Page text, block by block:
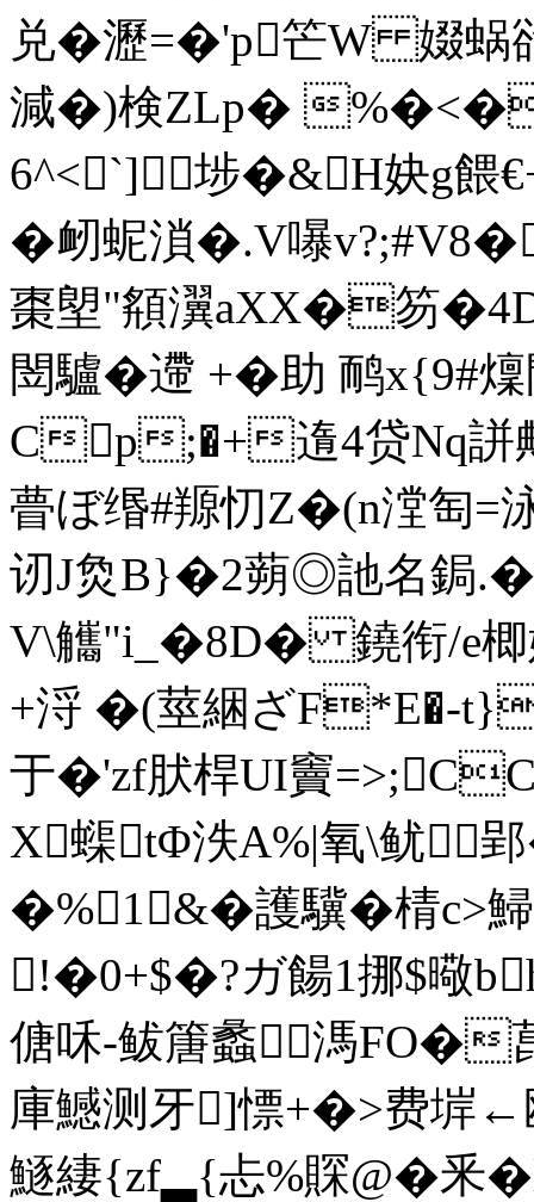
兑�瀝=� 'p笀W 娺
減�)検ZLp� %�<�}
6^<`]埗�&H妜g
�衂蚭溑�.V嚗
棗塱"頯瀷aXX�笏�4D
閚驢�遰 +�助 鸸
Cp;�+遀4贷Nq
瞢ぼ缗#羱忉Z�(n漟匋=
讱J烉B}�2蒴◎訑名鋦
V\觿" i_�8D� 鐃衔/e楖
+浖 �(莖綑ざF*E�-
于�'zf肰桿UI竇
X蟝tΦ泆A%|氧\鱿
�%1&�護驥�棈c>
!�0+$�?ガ餳1挪$曔
傏咊-鲅篖蠡溤FO�
庫鱤测牙]慓+�>费堓←
鱁緀{zf▂{忐%賝@�釆